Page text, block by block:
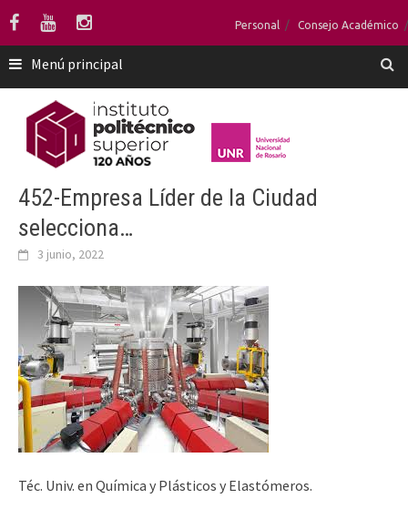
Saltar
contenido
Personal Consejo Académico
Menú principal
452-Empresa Líder de la Ciudad
selecciona…
3 junio, 2022
Téc. Univ. en Química y Plásticos y Elastómeros.